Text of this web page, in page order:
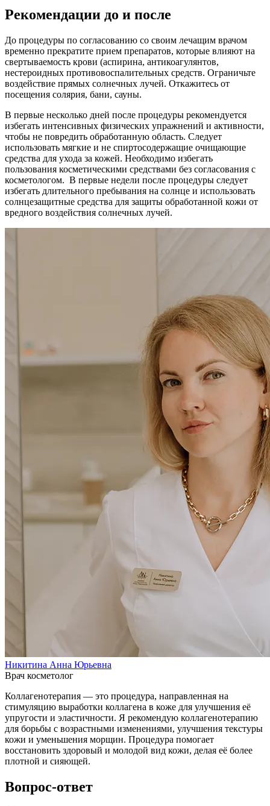
Рекомендации до и после
До процедуры по согласованию со своим лечащим врачом
временно прекратите прием препаратов, которые влияют на
свертываемость крови (аспирина, антикоагулянтов,
нестероидных противовоспалительных средств. Ограничьте
воздействие прямых солнечных лучей. Откажитесь от
посещения солярия, бани, сауны.
В первые несколько дней после процедуры рекомендуется
избегать интенсивных физических упражнений и активности,
чтобы не повредить обработанную область. Следует
использовать мягкие и не спиртосодержащие очищающие
средства для ухода за кожей. Необходимо избегать
пользования косметическими средствами без согласования с
косметологом. В первые недели после процедуры следует
избегать длительного пребывания на солнце и использовать
солнцезащитные средства для защиты обработанной кожи от
вредного воздействия солнечных лучей.
Никитина Анна Юрьевна
Врач косметолог
Коллагенотерапия — это процедура, направленная на
стимуляцию выработки коллагена в коже для улучшения её
упругости и эластичности. Я рекомендую коллагенотерапию
для борьбы с возрастными изменениями, улучшения текстуры
кожи и уменьшения морщин. Процедура помогает
восстановить здоровый и молодой вид кожи, делая её более
плотной и сияющей.
Вопрос-ответ